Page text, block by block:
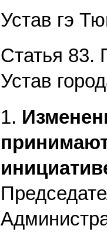
Устав гэ
Статья 83.
Устав
1.